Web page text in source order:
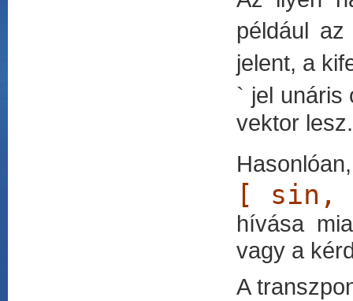
például
jelent, a
` jel unáris
vektor lesz.
[
hívása
vagy a
A